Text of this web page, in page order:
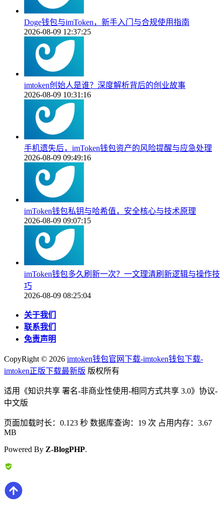
Doge钱包与imToken，新手入门与合规使用指南
2026-08-09 12:37:25
imtoken创始人是谁？深度解析背后的创业故事
2026-08-09 10:31:16
手机遗失后，imToken钱包资产的风险提醒与应急处理
2026-08-09 09:49:16
imToken钱包私钥与哈希值，安全核心与技术原理
2026-08-09 09:07:15
imToken钱包多久刷新一次？一文理清刷新逻辑与操作技
巧
2026-08-09 08:25:04
关于我们
联系我们
免责声明
CopyRight © 2026 imtoken钱包官网下载-imtoken钱包下载-
imtoken正版下载最新版 版权所有
适用《知识共享 署名-非商业性使用-相同方式共享 3.0》协议-
中文版
页面加载时长：0.123 秒 数据库查询：19 次 占用内存：3.67
MB
Powered By Z-BlogPHP.